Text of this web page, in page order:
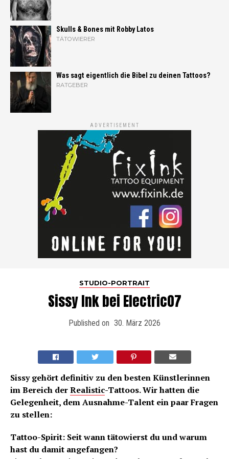
Skulls & Bones mit Robby Latos
TÄTOWIERER
Was sagt eigentlich die Bibel zu deinen Tattoos?
RATGEBER
ADVERTISEMENT
STUDIO-PORTRAIT
Sissy Ink bei Electric07
Published on 30. März 2026
Sissy gehört definitiv zu den besten Künstlerinnen
im Bereich derRealistic-Tattoos. Wir hatten die
Gelegenheit, dem Ausnahme-Talent ein paar Fragen
zu stellen:
Tattoo-Spirit: Seit wann tätowierst du und warum
hast du damit angefangen?